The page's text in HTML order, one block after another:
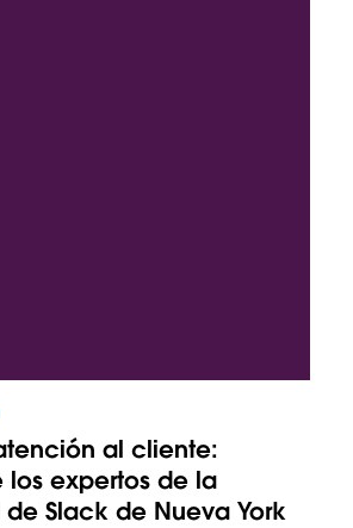
al cliente:
los expertos de la
Slack de Nueva York